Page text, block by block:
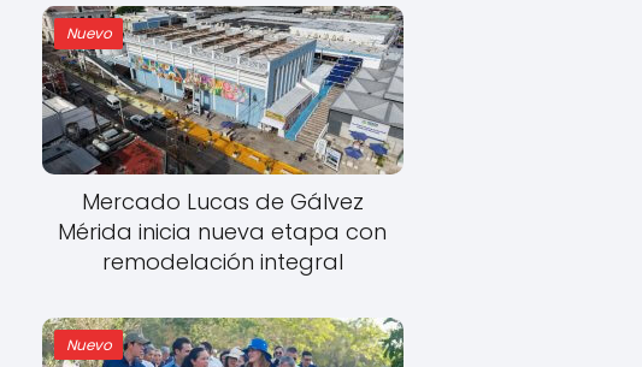
Nuevo
Mercado Lucas de Gálvez
Mérida inicia nueva etapa con
remodelación integral
Nuevo